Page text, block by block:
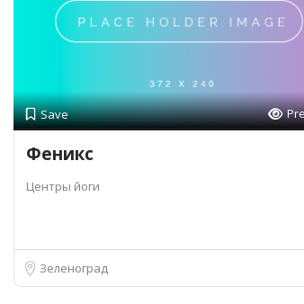
Save
Феникс
Центры йоги
Зеленоград